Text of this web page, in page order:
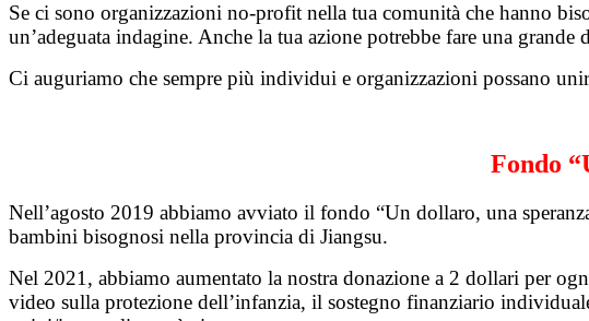
Se ci sono organizzazioni no-profit nella tua comunità che hanno
un’adeguata indagine. Anche la tua azione potrebbe fare una grande
Ci auguriamo che sempre più individui e organizzazioni possano
Fondo
Nell’agosto 2019 abbiamo avviato il fondo “Un dollaro, una
bambini bisognosi nella provincia di Jiangsu.
Nel 2021, abbiamo aumentato la nostra donazione a 2 dollari per
video sulla protezione dell’infanzia, il sostegno finanziario